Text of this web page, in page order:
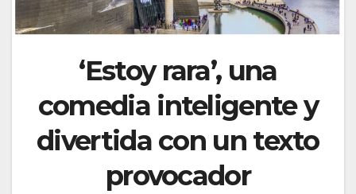
‘Estoy rara’, una
comedia inteligente y
divertida con un texto
provocador